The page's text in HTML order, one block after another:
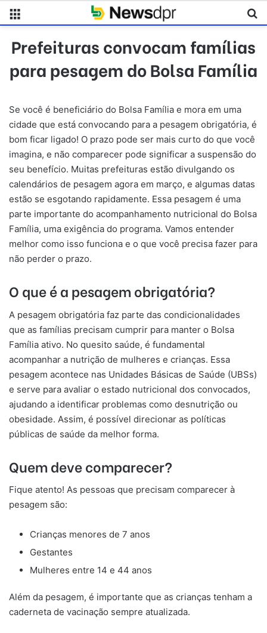
Prefeituras convocam famílias
para pesagem do Bolsa Família
Se você é beneficiário do Bolsa Família e mora em uma
cidade que está convocando para a pesagem obrigatória, é
bom ficar ligado! O prazo pode ser mais curto do que você
imagina, e não comparecer pode significar a suspensão do
seu benefício. Muitas prefeituras estão divulgando os
calendários de pesagem agora em março, e algumas datas
estão se esgotando rapidamente. Essa pesagem é uma
parte importante do acompanhamento nutricional do Bolsa
Família, uma exigência do programa. Vamos entender
melhor como isso funciona e o que você precisa fazer para
não perder o prazo.
O que é a pesagem obrigatória?
A pesagem obrigatória faz parte das condicionalidades
que as famílias precisam cumprir para manter o Bolsa
Família ativo. No quesito saúde, é fundamental
acompanhar a nutrição de mulheres e crianças. Essa
pesagem acontece nas Unidades Básicas de Saúde (UBSs)
e serve para avaliar o estado nutricional dos convocados,
ajudando a identificar problemas como desnutrição ou
obesidade. Assim, é possível direcionar as políticas
públicas de saúde da melhor forma.
Quem deve comparecer?
Fique atento! As pessoas que precisam comparecer à
pesagem são:
Crianças menores de 7 anos
Gestantes
Mulheres entre 14 e 44 anos
Além da pesagem, é importante que as crianças tenham a
caderneta de vacinação sempre atualizada.